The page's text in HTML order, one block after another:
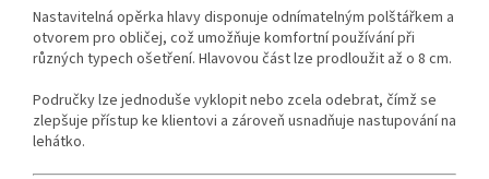
Nastavitelná opěrka hlavy disponuje odnímatelným polštářkem a
otvorem pro obličej, což umožňuje komfortní používání při
různých typech ošetření. Hlavovou část lze prodloužit až o 8 cm.
Područky lze jednoduše vyklopit nebo zcela odebrat, čímž se
zlepšuje přístup ke klientovi a zároveň usnadňuje nastupování na
lehátko.